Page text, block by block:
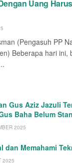
Uang
(Pengasuh PP
Beberapa hari ini,
Gus Aziz Jazuli
Baha Belum
2025
dan Memahami
2025